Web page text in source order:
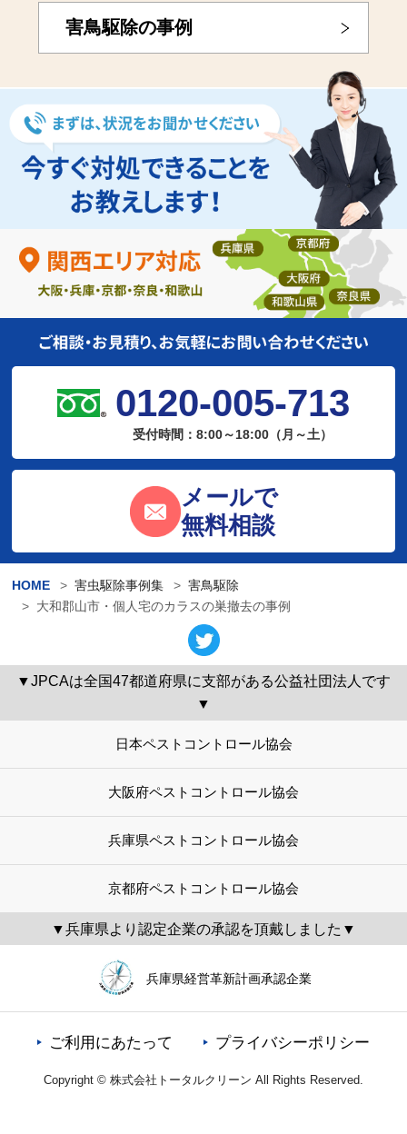
害鳥駆除の事例
0120-005-713
受付時間：8:00～18:00（月～土）
メールで
無料相談
HOME 害虫駆除事例集
害鳥駆除
大和郡山市・個人宅のカラスの巣撤去の事例
▼JPCAは全国47都道府県に支部がある公益社団法人です
▼
日本ペストコントロール協会
大阪府ペストコントロール協会
兵庫県ペストコントロール協会
京都府ペストコントロール協会
▼兵庫県より認定企業の承認を頂戴しました▼
兵庫県経営革新計画承認企業
ご利用にあたって プライバシーポリシー
Copyright © 株式会社トータルクリーン All Rights Reserved.